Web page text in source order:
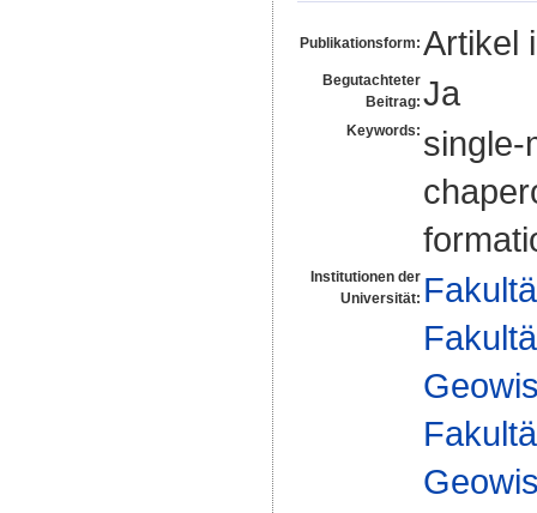
Publikationsform: Artikel
Begutachteter
Beitrag: Ja
Keywords: single-
Institutionen der
Universität: